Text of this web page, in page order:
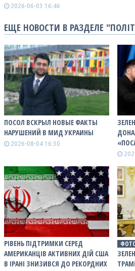
2026-06-03 16:46
ЕЩЕ НОВОСТИ В РАЗДЕЛЕ
ПОСОЛ ВСКРЫЛ НОВЫЕ ФАКТЫ
НАРУШЕНИЙ В МИД УКРАИНЫ
2026-08-04 16:30
РІВЕНЬ ПІДТРИМКИ СЕРЕД
АМЕРИКАНЦІВ АКТИВНИХ ДІЙ США
В ІРАНІ ЗНИЗИВСЯ ДО РЕКОРДНИХ